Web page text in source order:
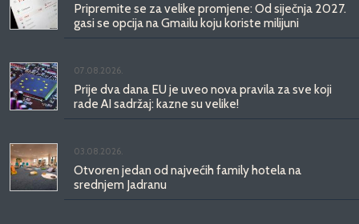
Pripremite se za velike promjene: Od siječnja 2027.
gasi se opcija na Gmailu koju koriste milijuni
07.08.2026.
Prije dva dana EU je uveo nova pravila za sve koji
rade AI sadržaj: kazne su velike!
03.08.2026.
Otvoren jedan od najvećih family hotela na
srednjem Jadranu